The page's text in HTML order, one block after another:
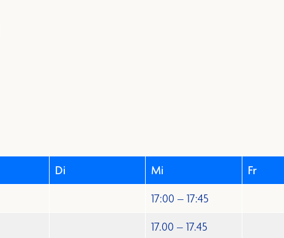
Di Mi Fr
17:00 – 17:45
17.00 – 17.45